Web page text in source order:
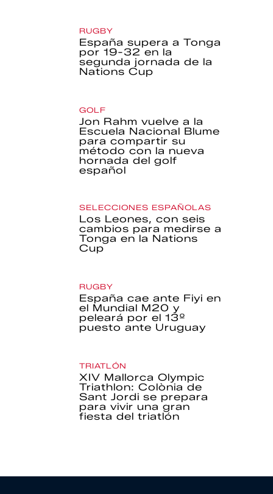
RUGBY
España supera a Tonga
por 19-32 en la
segunda jornada de la
Nations Cup
GOLF
Jon Rahm vuelve a la
Escuela Nacional Blume
para compartir su
método con la nueva
hornada del golf
español
SELECCIONES ESPAÑOLAS
Los Leones, con seis
cambios para medirse a
Tonga en la Nations
Cup
RUGBY
España cae ante Fiyi en
el Mundial M20 y
peleará por el 13º
puesto ante Uruguay
TRIATLÓN
XIV Mallorca Olympic
Triathlon: Colònia de
Sant Jordi se prepara
para vivir una gran
fiesta del triatlón